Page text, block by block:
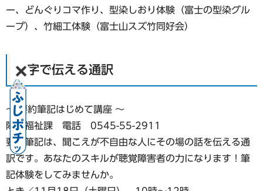
ー、どんぐりコマ作り、型染しおり体験（富士の型染グル
ープ）、竹細工体験（富士山スズ竹同好会）
文字で伝える通訳
～ 要約筆記はじめて講座 ～
障害福祉課 電話 0545-55-2911
要約筆記は、聞こえが不自由な人にその場の話を伝える通
訳です。あなたのスキルが聴覚障害者の力になります！筆
記体験をしてみませんか。